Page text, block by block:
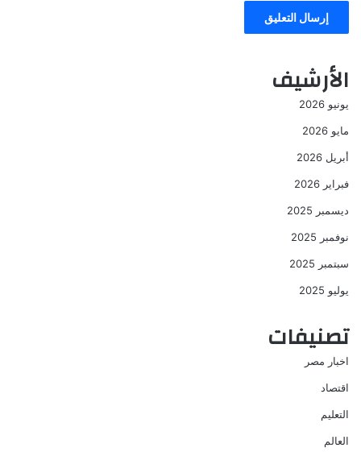
الأرشيف
يونيو 2026
مايو 2026
أبريل 2026
فبراير 2026
ديسمبر 2025
نوفمبر 2025
سبتمبر 2025
يوليو 2025
تصنيفات
اخبار مصر
اقتصاد
التعليم
العالم